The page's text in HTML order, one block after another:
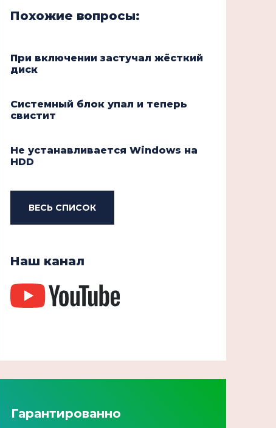
Похожие вопросы:
При включении застучал жёсткий
диск
Системный блок упал и теперь
свистит
Не устанавливается Windows на
HDD
ВЕСЬ СПИСОК
Наш канал
Гарантированно